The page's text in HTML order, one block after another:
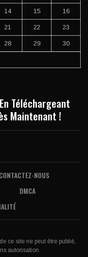
14 15 16
21 22 23
28 29 30
Téléchargeant
Maintenant !
CONTACTEZ-NOUS
DMCA
ce site ne peut être publié,
autorisation.